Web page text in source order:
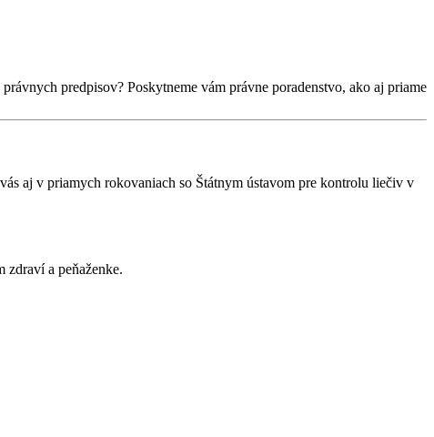
predpisov? Poskytneme vám právne poradenstvo, ako aj priame
aj v priamych rokovaniach so Štátnym ústavom pre kontrolu liečiv v
zdraví a peňaženke.